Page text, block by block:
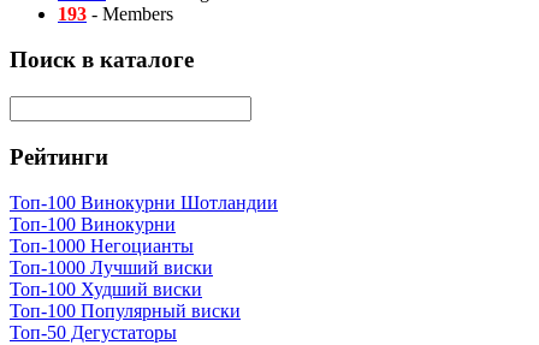
193 - Members
Поиск в каталоге
Рейтинги
Топ-100 Винокурни Шотландии
Топ-100 Винокурни
Топ-1000 Негоцианты
Топ-1000 Лучший виски
Топ-100 Худший виски
Топ-100 Популярный виски
Топ-50 Дегустаторы